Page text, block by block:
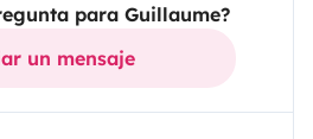
para Guillaume?
un mensaje